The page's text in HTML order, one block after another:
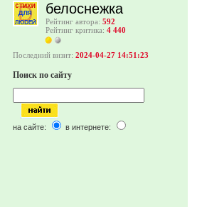
белоснежка
Рейтинг автора: 592
Рейтинг критика: 4 440
Последний визит: 2024-04-27 14:51:23
Поиск по сайту
на сайте: в интернете: